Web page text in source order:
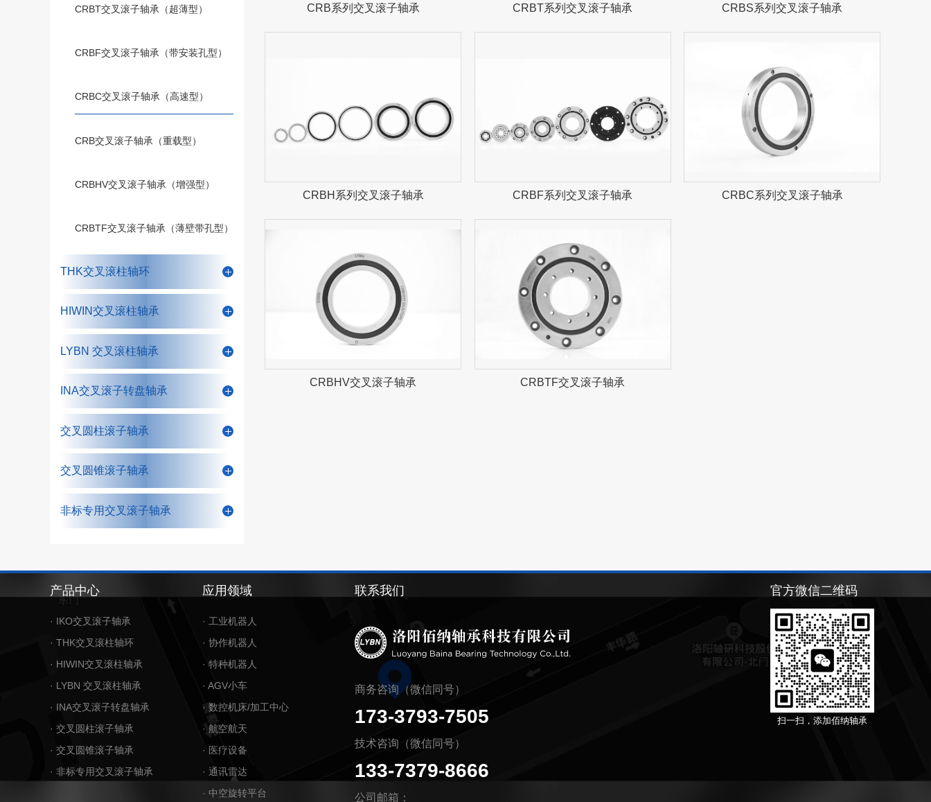
CRBT交叉滚子轴承（超薄型）
CRBF交叉滚子轴承（带安装孔型）
CRBC交叉滚子轴承（高速型）
CRB交叉滚子轴承（重载型）
CRBHV交叉滚子轴承（增强型）
CRBTF交叉滚子轴承（薄壁带孔型）
THK交叉滚柱轴环
HIWIN交叉滚柱轴承
LYBN 交叉滚柱轴承
INA交叉滚子转盘轴承
交叉圆柱滚子轴承
交叉圆锥滚子轴承
非标专用交叉滚子轴承
CRB系列交叉滚子轴承 CRBT系列交叉滚子轴承 CRBS系列交叉滚子轴承
CRBH系列交叉滚子轴承 CRBF系列交叉滚子轴承 CRBC系列交叉滚子轴承
CRBHV交叉滚子轴承 CRBTF交叉滚子轴承
产品中心
· IKO交叉滚子轴承
· THK交叉滚柱轴环
· HIWIN交叉滚柱轴承
· LYBN 交叉滚柱轴承
· INA交叉滚子转盘轴承
· 交叉圆柱滚子轴承
· 交叉圆锥滚子轴承
· 非标专用交叉滚子轴承
应用领域
· 工业机器人
· 协作机器人
· 特种机器人
· AGV小车
· 数控机床/加工中心
· 航空航天
· 医疗设备
· 通讯雷达
· 中空旋转平台
联系我们
商务咨询（微信同号）
173-3793-7505
技术咨询（微信同号）
133-7379-8666
公司邮箱：
官方微信二维码
扫一扫，添加佰纳轴承